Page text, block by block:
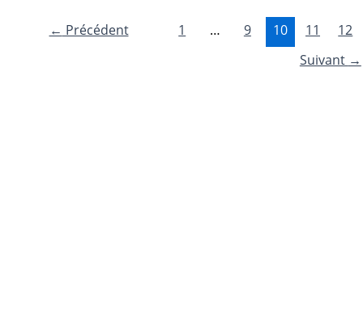
← Précédent 1 … 9 10 11
12
Suivant →